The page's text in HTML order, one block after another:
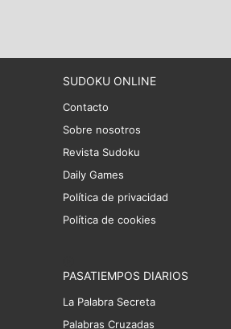
SUDOKU ONLINE
Contacto
Sobre nosotros
Revista Sudoku
Daily Games
Política de privacidad
Política de cookies
PASATIEMPOS DIARIOS
La Palabra Secreta
Palabras Cruzadas